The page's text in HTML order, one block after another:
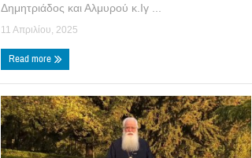
Δημητριάδος και Αλμυρού κ.Ιγ ...
11 Απριλίου, 2025
Read more